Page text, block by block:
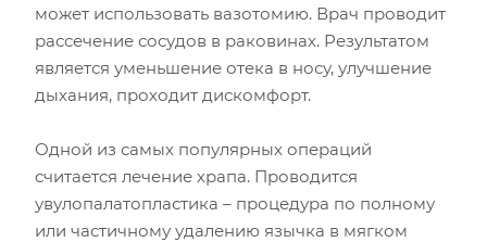
может использовать вазотомию. Врач проводит
рассечение сосудов в раковинах. Результатом
является уменьшение отека в носу, улучшение
дыхания, проходит дискомфорт.
Одной из самых популярных операций
считается лечение храпа. Проводится
увулопалатопластика – процедура по полному
или частичному удалению язычка в мягком